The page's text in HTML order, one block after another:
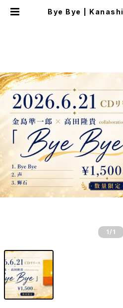
Bye Bye |
1 /1